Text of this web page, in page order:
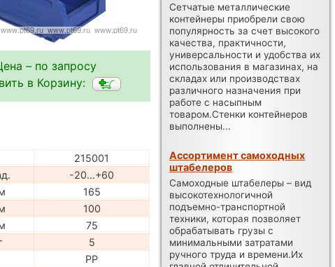
– по запросу
в Корзину:
215001
-20…+60
165
100
75
5
PP
Сетчатые металлические
контейнеры приобрели свою
популярность за счет высокого
качества, практичности,
универсальности и удобства их
использования в магазинах, на
складах или производствах
различного назначения при
работе с насыпным
товаром.Стенки контейнеров
выполнены...
Ассортимент самоходных
штабелеров
Самоходные штабелеры – вид
высокотехнологичной
подъемно-транспортной
техники, которая позволяет
обрабатывать грузы с
минимальными затратами
ручного труда и времени.Их